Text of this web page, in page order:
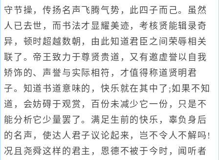
守节操，传扬名声飞腾气势，此四子而己。虽然
人已去世，而书法才显耀美迹，考核贤能辑录奇
异，顿时超越数朝，由此知道君臣之间荣辱相关
联了。帝王致力于尊贤贵道，又有邀虚誉以自我
矫饰的、声誉与实际相符，才值得称道贤明君
子。知道书道意味的，快乐就在其中了;如果不知
道，会妨碍于观赏，百份未减少它一份，只是不
能分析它少量罢了。满足生前的快乐，辜负身后
的名声，使达人君子议论起来，岂不令人不解吗!
况且尧舜这样的君主，恩德不被于今时，闻听者